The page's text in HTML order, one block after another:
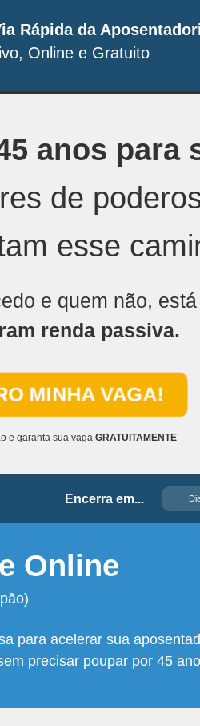
Rápida da
Online e Gratuito
anos para
de
esse
e quem não,
renda passiva.
MINHA VAGA!
e garanta sua vaga GRATUITAMENTE
Encerra em...
Online
para acelerar sua
precisar poupar por 45